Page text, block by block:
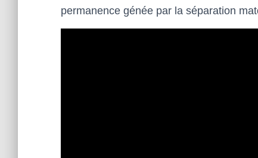
permanence génée par la séparation